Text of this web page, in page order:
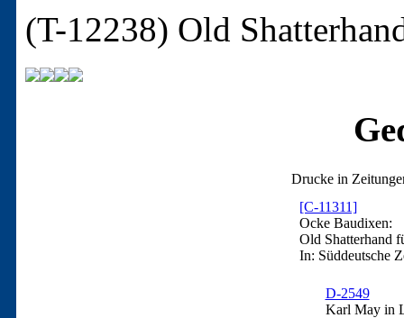
(T-12238) Old
Drucke in
[C-11311]
Ocke Baudixen:
Old Shatterhand
In: Süddeutsche
D-2549
Karl May in